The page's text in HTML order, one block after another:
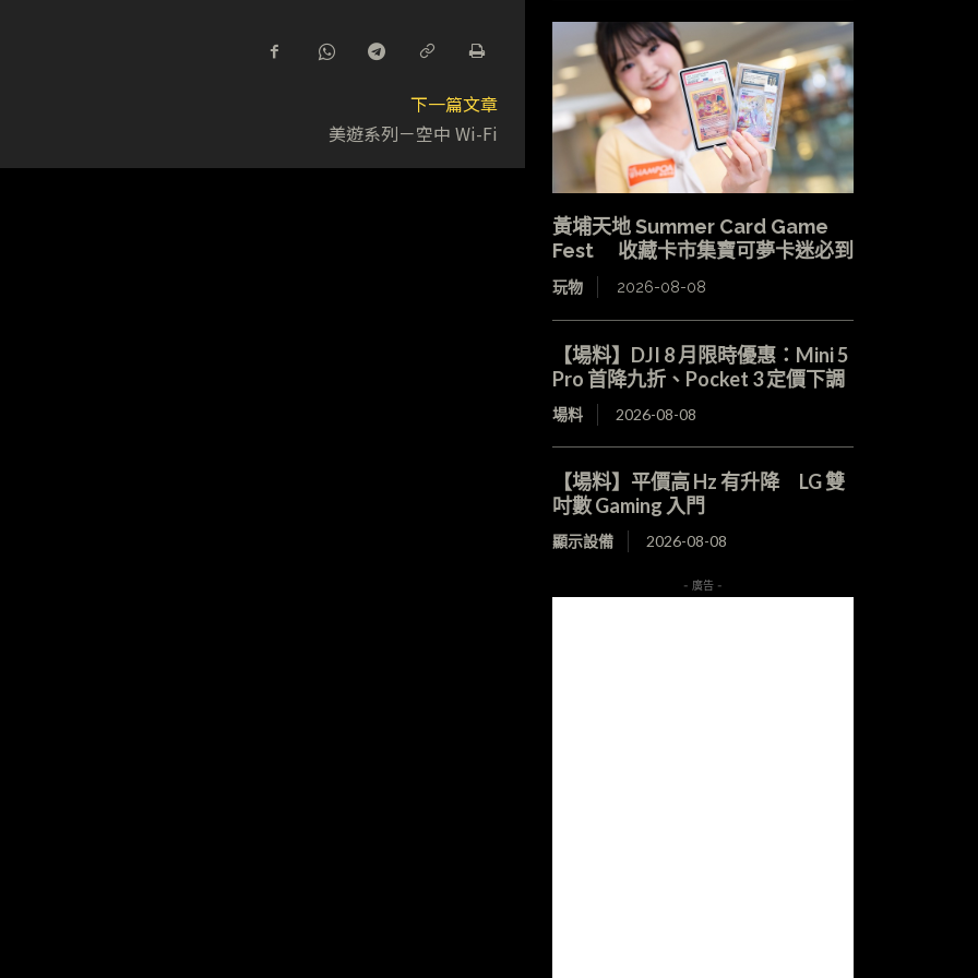
下一篇文章
美遊系列－空中 Wi-Fi
黃埔天地 Summer Card Game
Fest 收藏卡市集寶可夢卡迷必到
玩物 2026-08-08
【場料】DJI 8 月限時優惠：Mini 5
Pro 首降九折、Pocket 3 定價下調
場料 2026-08-08
【場料】平價高 Hz 有升降 LG 雙
吋數 Gaming 入門
顯示設備 2026-08-08
- 廣告 -